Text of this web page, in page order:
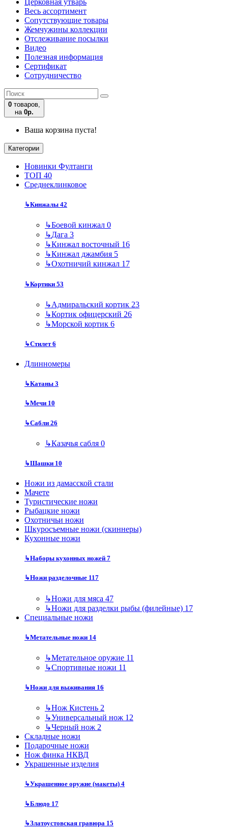
Церковная утварь
Весь ассортимент
Сопутствующие товары
Жемчужины коллекции
Отслеживание посылки
Видео
Полезная информация
Сертификат
Сотрудничество
0 товаров,
на 0р.
Ваша корзина пуста!
Категории
Новинки Фултанги
ТОП 40
Среднеклинковое
↳Кинжалы 42
↳Боевой кинжал 0
↳Дага 3
↳Кинжал восточный 16
↳Кинжал джамбия 5
↳Охотничий кинжал 17
↳Кортики 53
↳Адмиральский кортик 23
↳Кортик офицерский 26
↳Морской кортик 6
↳Стилет6
Длинномеры
↳Катаны 3
↳Мечи 10
↳Сабли 26
↳Казачья сабля 0
↳Шашки 10
Ножи из дамасской стали
Мачете
Туристические ножи
Рыбацкие ножи
Охотничьи ножи
Шкуросъемные ножи (скиннеры)
Кухонные ножи
↳Наборы кухонных ножей 7
↳Ножи разделочные 117
↳Ножи для мяса 47
↳Ножи для разделки рыбы (филейные) 17
Специальные ножи
↳Метательные ножи 14
↳Метательное оружие 11
↳Спортивные ножи 11
↳Ножи для выживания 16
↳Нож Кистень 2
↳Универсальный нож 12
↳Черный нож 2
Складные ножи
Подарочные ножи
Нож финка НКВД
Украшенные изделия
↳Украшенное оружие (макеты) 4
↳Блюдо 17
↳Златоустовская гравюра 15